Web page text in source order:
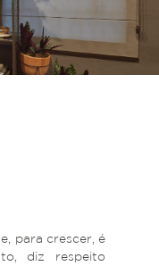
para crescer, é
diz respeito